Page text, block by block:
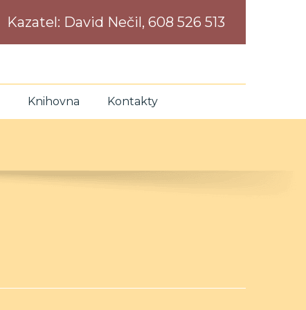
Kazatel: David Nečil, 608 526 513
Knihovna Kontakty